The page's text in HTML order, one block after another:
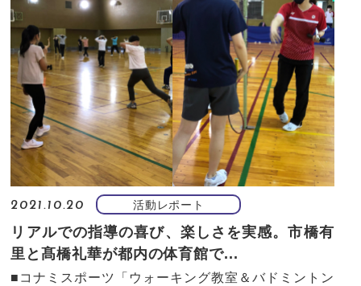
2021.10.20 活動レポート
リアルでの指導の喜び、楽しさを実感。市橋有
里と髙橋礼華が都内の体育館で...
■コナミスポーツ「ウォーキング教室＆バドミントン